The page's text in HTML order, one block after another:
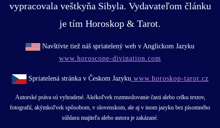
vypracovala veštkyňa Sibyla. Vydavateľom článku
je tím Horoskop & Tarot.
Navštívte tiež náš spriatelený web v Anglickom Jazyku
www.horoscope-divination.com
Spriatelená stránka v Českom Jazykuwww.horoskop-tarot.cz
Autorské práva sú vyhradené. Akékoľvek rozmnožovanie časti alebo celku textov,
fotografií, akýmkoľvek spôsobom, v slovenskom, ale aj v inom jazyku bez písomného
súhlasu majiteľa alebo autora je zakázané.